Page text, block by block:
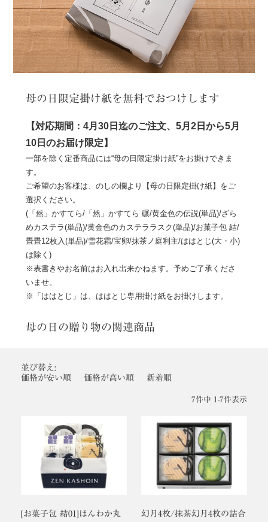
母の日限定掛け紙を無料でおつけします
【対応期間：4月30日迄のご注文、5月2日から5月
10日のお届け限定】
一部を除く定番商品には“母の日限定掛け紙”をお掛けできま
す。
ご希望のお客様は、のしの欄より【母の日限定掛け紙】をご
選択ください。
(「然」かすてら/「然」かすてら 碾/黄金色の伝説(単品)/ざら
めカステラ(単品)/黄金色のカステララスク(単品)/お菓子包 結/
畳畳12枚入(単品)/雪花霜/宝卵/抹茶ノ庭利主/ははとじ(大・小)
は除く)
※表書きやお名前はお入れ出来かねます。予めご了承くださ
いませ。
※「ははとじ」は、ははとじ専用掛け紙をお掛けします。
母の日の贈り物の関連商品
並び替え
価格が安い順
価格が高い順 新着順
7件中 1 -7件表示
[お菓子包 結01]ほんわか丸 幻月4枚/抹茶幻月4枚の詰合